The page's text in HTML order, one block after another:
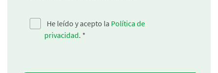
He leído y acepto la Política de
privacidad. *